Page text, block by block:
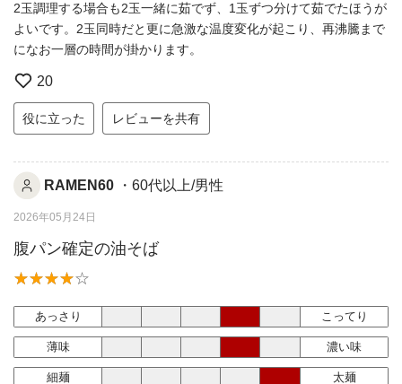
2玉調理する場合も2玉一緒に茹でず、1玉ずつ分けて茹でたほうが
よいです。2玉同時だと更に急激な温度変化が起こり、再沸騰まで
になお一層の時間が掛かります。
20
役に立った レビューを共有
RAMEN60 ・60代以上/男性
2026年05月24日
腹パン確定の油そば
あっさり こってり
薄味 濃い味
細麺 太麺